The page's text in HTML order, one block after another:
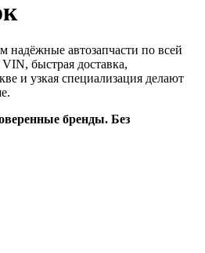
надёжные автозапчасти по всей
быстрая доставка,
и узкая специализация делают
бренды. Без